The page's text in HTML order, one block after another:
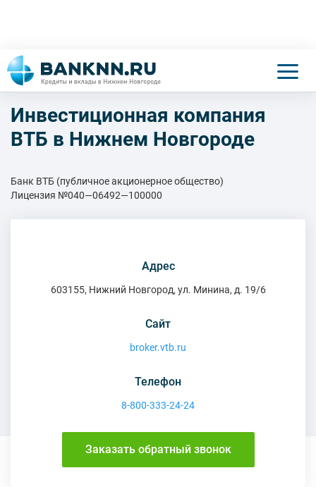
Инвестиционная компания
ВТБ в Нижнем Новгороде
Банк ВТБ (публичное акционерное общество)
Лицензия №040—06492—100000
Адрес
603155, Нижний Новгород, ул. Минина, д. 19/6
Сайт
broker.vtb.ru
Телефон
8-800-333-24-24
Заказать обратный звонок